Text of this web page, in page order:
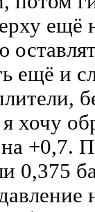
ещё
ещё и
хочу
+0,7.
0,375